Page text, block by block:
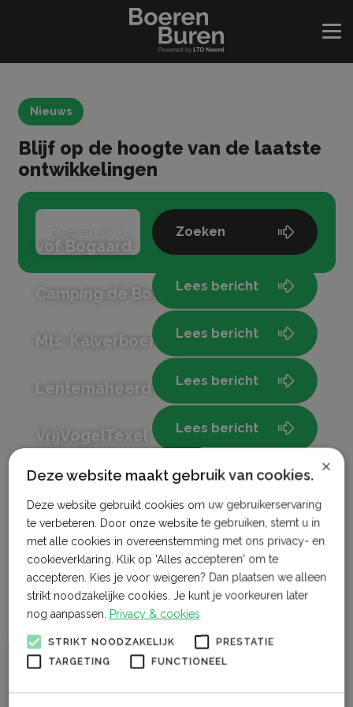
Nieuws
Blijf op de hoogte van de laatste
ontwikkelingen
Zoeken
vof Bogaard
Lees bericht
Camping de Bosrand Spier
Lees bericht
Mts. Kalverboer-Slotboom
Lees bericht
Lentemaheerd – D.H. Oosting
Lees bericht
VrijVogelTexel
Lees bericht
vof A. Bikker – B&B By Ann
Lees bericht
Boerderij ‘De Boterbloem’
Lees bericht
De Willigen VOF
Lees bericht
De Straat-Hof
Lees bericht
×
Deze website maakt gebruik van cookies.
Deze website gebruikt cookies om uw gebruikerservaring
te verbeteren. Door onze website te gebruiken, stemt u in
met alle cookies in overeenstemming met ons privacy- en
cookieverklaring. Klik op 'Alles accepteren' om te
accepteren. Kies je voor weigeren? Dan plaatsen we alleen
strikt noodzakelijke cookies. Je kunt je voorkeuren later
nog aanpassen. Privacy & cookies
STRIKT NOODZAKELIJK
PRESTATIE
TARGETING
FUNCTIONEEL